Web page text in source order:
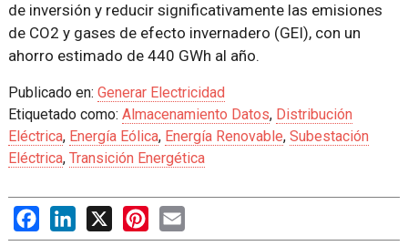
de inversión y reducir significativamente las emisiones
de CO2 y gases de efecto invernadero (GEI), con un
ahorro estimado de 440 GWh al año.
Publicado en: Generar Electricidad
Etiquetado como: Almacenamiento Datos, Distribución
Eléctrica, Energía Eólica, Energía Renovable, Subestación
Eléctrica, Transición Energética
FacebookLinkedIn
X PinterestEmail